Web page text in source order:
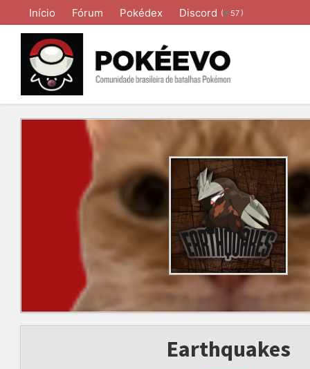
Início Fórum Pokédex Discord ( 57)
Earthquakes